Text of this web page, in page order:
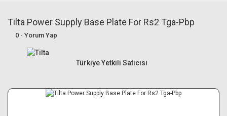
Canon R6 Mark IIIBundle Setler
Alışverişe
Tilta Power Supply Base Plate For Rs2 Tga-Pbp
0 - Yorum Yap
Türkiye Yetkili Satıcısı